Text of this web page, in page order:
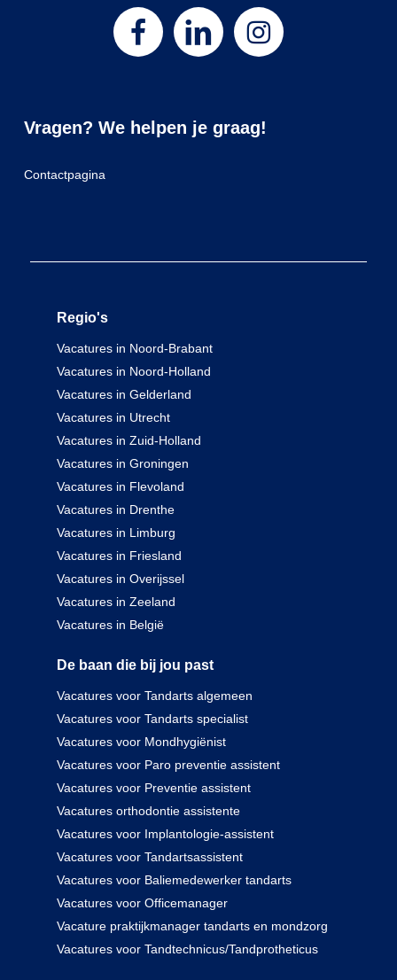
Vragen? We helpen je graag!
Contactpagina
Regio's
Vacatures in Noord-Brabant
Vacatures in Noord-Holland
Vacatures in Gelderland
Vacatures in Utrecht
Vacatures in Zuid-Holland
Vacatures in Groningen
Vacatures in Flevoland
Vacatures in Drenthe
Vacatures in Limburg
Vacatures in Friesland
Vacatures in Overijssel
Vacatures in Zeeland
Vacatures in België
De baan die bij jou past
Vacatures voor Tandarts algemeen
Vacatures voor Tandarts specialist
Vacatures voor Mondhygiënist
Vacatures voor Paro preventie assistent
Vacatures voor Preventie assistent
Vacatures orthodontie assistente
Vacatures voor Implantologie-assistent
Vacatures voor Tandartsassistent
Vacatures voor Baliemedewerker tandarts
Vacatures voor Officemanager
Vacature praktijkmanager tandarts en mondzorg
Vacatures voor Tandtechnicus/Tandprotheticus